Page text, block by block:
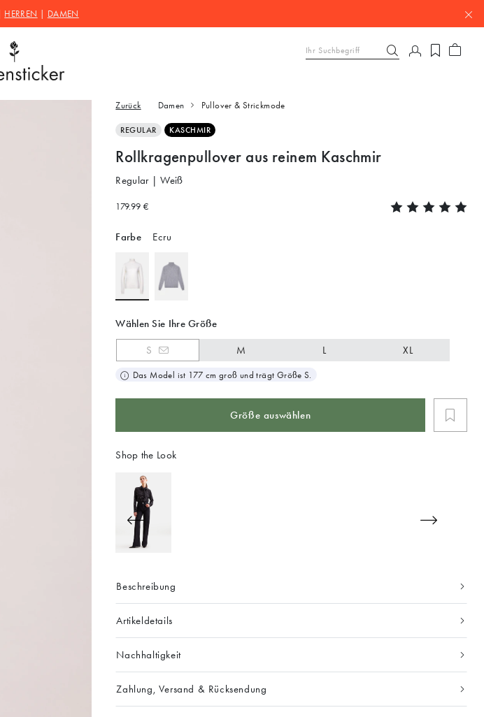
HERREN DAMEN
Zurück Damen Pullover & Strickmode
REGULAR KASCHMIR
Rollkragenpullover aus reinem Kaschmir
Regular | Weiß
179.99 €
Farbe Ecru
Wählen Sie Ihre Größe
S M L XL
Das Model ist 177 cm groß und trägt Größe S.
Größe auswählen
Shop the Look
Beschreibung
Artikeldetails
Nachhaltigkeit
Zahlung, Versand & Rücksendung